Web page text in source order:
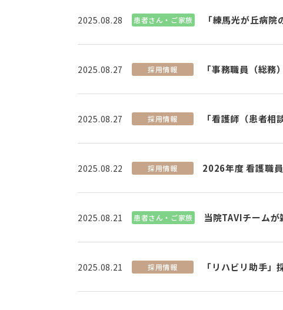
2025.08.28 患者さん・ご家族 「練馬光が丘病
2025.08.27 採用情報 「事務職員（総
2025.08.27 採用情報 「看護師（患者
2025.08.22 採用情報 2026年度 看護職
2025.08.21 患者さん・ご家族 当院TAVIチーム
2025.08.21 採用情報 「リハビリ助手」